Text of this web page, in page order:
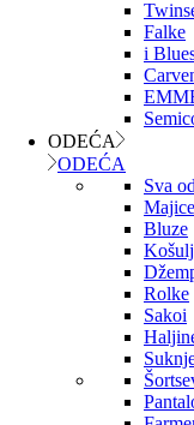
Falke
i
ODEĆA
ODEĆA
Sva
Majice
Bluze
Rolke
Sakoi